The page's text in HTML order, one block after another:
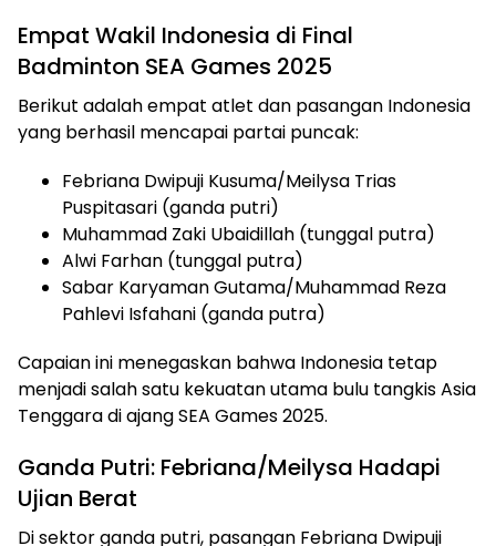
Empat Wakil Indonesia di Final
Badminton SEA Games 2025
Berikut adalah empat atlet dan pasangan Indonesia
yang berhasil mencapai partai puncak:
Febriana Dwipuji Kusuma/Meilysa Trias
Puspitasari (ganda putri)
Muhammad Zaki Ubaidillah (tunggal putra)
Alwi Farhan (tunggal putra)
Sabar Karyaman Gutama/Muhammad Reza
Pahlevi Isfahani (ganda putra)
Capaian ini menegaskan bahwa Indonesia tetap
menjadi salah satu kekuatan utama bulu tangkis Asia
Tenggara di ajang SEA Games 2025.
Ganda Putri: Febriana/Meilysa Hadapi
Ujian Berat
Di sektor ganda putri, pasangan Febriana Dwipuji